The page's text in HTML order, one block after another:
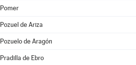
Pomer
Pozuel de Ariza
Pozuelo de Aragón
Pradilla de Ebro